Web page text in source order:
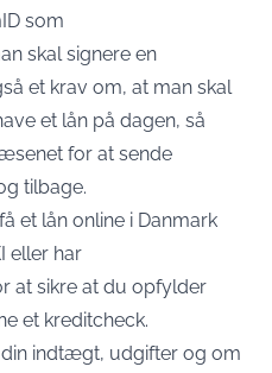
som
skal signere en
et krav om, at man skal
et lån på dagen, så
for at sende
tilbage.
et lån online i Danmark
eller har
at sikre at du opfylder
et kreditcheck.
indtægt, udgifter og om